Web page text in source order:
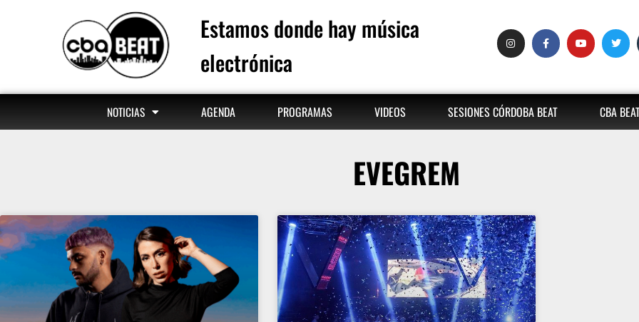
Estamos donde hay música
electrónica
NOTICIAS AGENDA PROGRAMAS VIDEOS SESIONES CÓRDOBA BEAT CBA
EVEGREM